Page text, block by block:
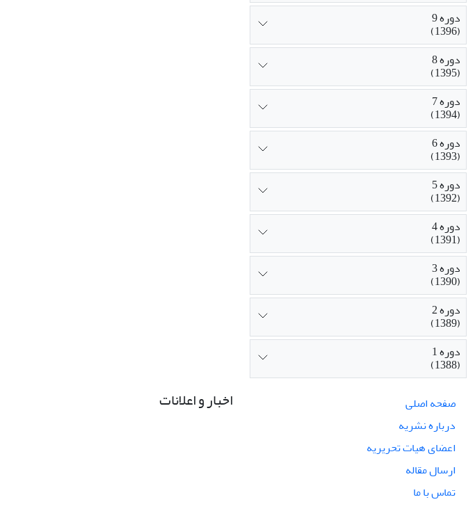
دوره 9
(1396)
دوره 8
(1395)
دوره 7
(1394)
دوره 6
(1393)
دوره 5
(1392)
دوره 4
(1391)
دوره 3
(1390)
دوره 2
(1389)
دوره 1
(1388)
صفحه اصلی
درباره نشریه
اعضای هیات تحریریه
ارسال مقاله
تماس با ما
اخبار و اعلانات